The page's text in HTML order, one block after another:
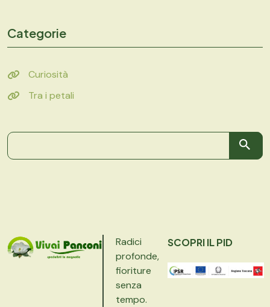
Categorie
Curiosità
Tra i petali
Radici
profonde,
fioriture
senza
tempo.
SCOPRI IL PID